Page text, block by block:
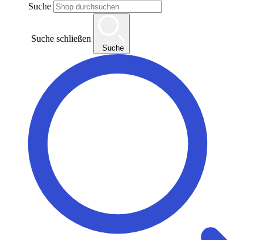
Suche
Suche schließen
Suche